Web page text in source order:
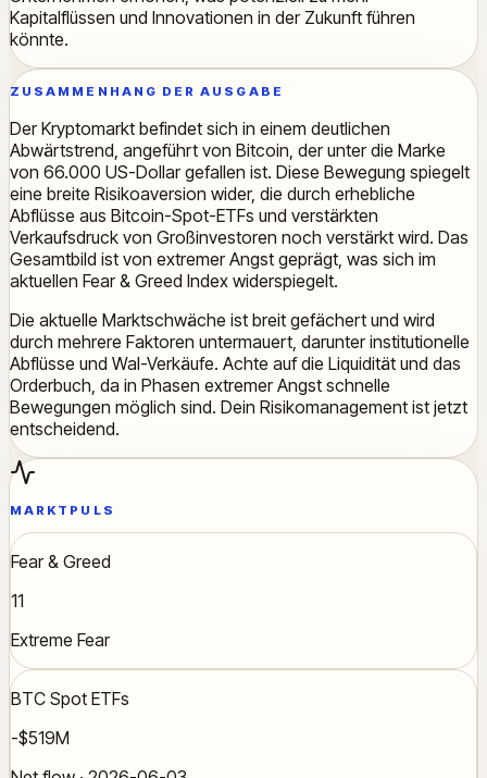
Kapitalflüssen und Innovationen in der Zukunft führen
könnte.
ZUSAMMENHANG DER AUSGABE
Der Kryptomarkt befindet sich in einem deutlichen
Abwärtstrend, angeführt von Bitcoin, der unter die Marke
von 66.000 US-Dollar gefallen ist. Diese Bewegung spiegelt
eine breite Risikoaversion wider, die durch erhebliche
Abflüsse aus Bitcoin-Spot-ETFs und verstärkten
Verkaufsdruck von Großinvestoren noch verstärkt wird. Das
Gesamtbild ist von extremer Angst geprägt, was sich im
aktuellen Fear & Greed Index widerspiegelt.
Die aktuelle Marktschwäche ist breit gefächert und wird
durch mehrere Faktoren untermauert, darunter institutionelle
Abflüsse und Wal-Verkäufe. Achte auf die Liquidität und das
Orderbuch, da in Phasen extremer Angst schnelle
Bewegungen möglich sind. Dein Risikomanagement ist jetzt
entscheidend.
MARKTPULS
Fear & Greed
11
Extreme Fear
BTC Spot ETFs
-$519M